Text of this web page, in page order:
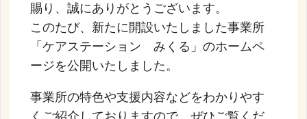
賜り、誠にありがとうございます。
このたび、新たに開設いたしました事業所
「ケアステーション みくる」のホームペ
ージを公開いたしました。
事業所の特色や支援内容などをわかりやす
くご紹介しておりますので、ぜひご覧くだ